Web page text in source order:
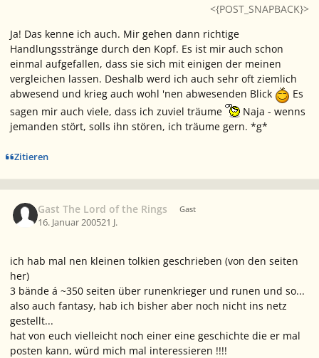
<{POST_SNAPBACK}>
Ja! Das kenne ich auch. Mir gehen dann richtige
Handlungsstränge durch den Kopf. Es ist mir auch schon
einmal aufgefallen, dass sie sich mit einigen der meinen
vergleichen lassen. Deshalb werd ich auch sehr oft ziemlich
abwesend und krieg auch wohl 'nen abwesenden Blick
Es
sagen mir auch viele, dass ich zuviel träume
Naja - wenns
jemanden stört, solls ihn stören, ich träume gern. *g*
Zitieren
Gast The Lord of the Rings Gast
16. Januar 200521 J.
ich hab mal nen kleinen tolkien geschrieben (von den seiten
her)
3 bände á ~350 seiten über runenkrieger und runen und so...
also auch fantasy, hab ich bisher aber noch nicht ins netz
gestellt...
hat von euch vielleicht noch einer eine geschichte die er mal
posten kann, würd mich mal interessieren !!!!